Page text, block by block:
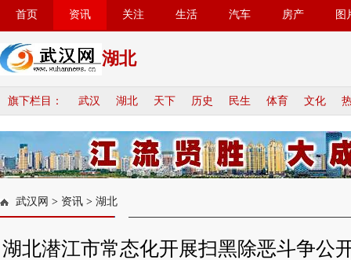
首页 资讯 关注 生活 汽车 房产 图
湖北
旗下栏目： 武汉 湖北 天下 历史 民生 体育 文化
武汉网 > 资讯 > 湖北
湖北潜江市常态化开展扫黑除恶斗争公